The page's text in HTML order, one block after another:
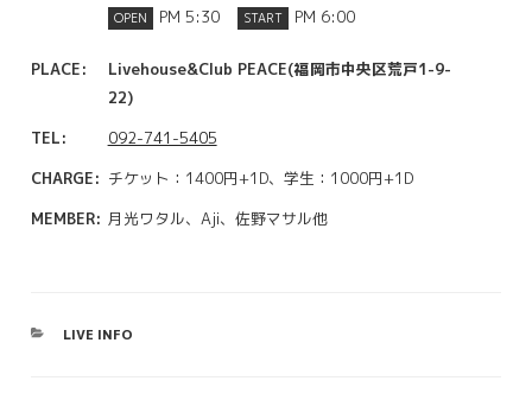
OPEN PM 5:30 START PM 6:00
PLACE:
Livehouse&Club PEACE(福岡市中央区荒戸1-9-
22)
TEL:
092-741-5405
CHARGE: チケット：1400円+1D、学生：1000円+1D
MEMBER: 月光ワタル、Aji、佐野マサル他
カ
LIVE INFO